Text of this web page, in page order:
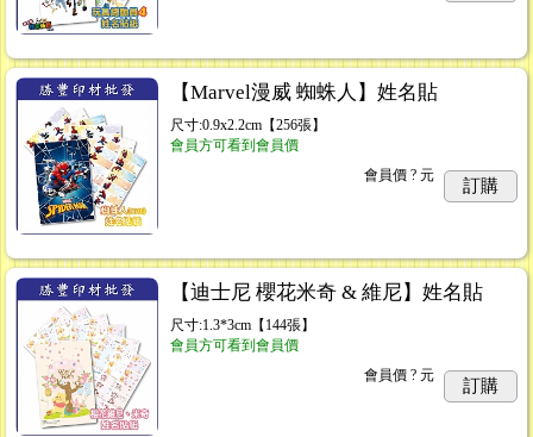
【Marvel漫威 蜘蛛人】姓名貼
尺寸:0.9x2.2cm【256張】
會員方可看到會員價
會員價 ? 元
訂購
【迪士尼 櫻花米奇 & 維尼】姓名貼
尺寸:1.3*3cm【144張】
會員方可看到會員價
會員價 ? 元
訂購